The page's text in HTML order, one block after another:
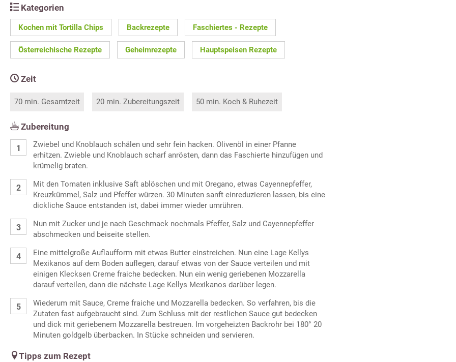
Kategorien
Kochen mit Tortilla Chips Backrezepte Faschiertes - Rezepte
Österreichische Rezepte Geheimrezepte Hauptspeisen Rezepte
Zeit
70 min. Gesamtzeit 20 min. Zubereitungszeit 50 min. Koch & Ruhezeit
Zubereitung
Zwiebel und Knoblauch schälen und sehr fein hacken. Olivenöl in einer Pfanne
erhitzen. Zwieble und Knoblauch scharf anrösten, dann das Faschierte hinzufügen und
krümelig braten.
Mit den Tomaten inklusive Saft ablöschen und mit Oregano, etwas Cayennepfeffer,
Kreuzkümmel, Salz und Pfeffer würzen. 30 Minuten sanft einreduzieren lassen, bis eine
dickliche Sauce entstanden ist, dabei immer wieder umrühren.
Nun mit Zucker und je nach Geschmack nochmals Pfeffer, Salz und Cayennepfeffer
abschmecken und beiseite stellen.
Eine mittelgroße Auflaufform mit etwas Butter einstreichen. Nun eine Lage Kellys
Mexikanos auf dem Boden auflegen, darauf etwas von der Sauce verteilen und mit
einigen Klecksen Creme fraiche bedecken. Nun ein wenig geriebenen Mozzarella
darauf verteilen, dann die nächste Lage Kellys Mexikanos darüber legen.
Wiederum mit Sauce, Creme fraiche und Mozzarella bedecken. So verfahren, bis die
Zutaten fast aufgebraucht sind. Zum Schluss mit der restlichen Sauce gut bedecken
und dick mit geriebenem Mozzarella bestreuen. Im vorgeheizten Backrohr bei 180° 20
Minuten goldgelb überbacken. In Stücke schneiden und servieren.
Tipps zum Rezept